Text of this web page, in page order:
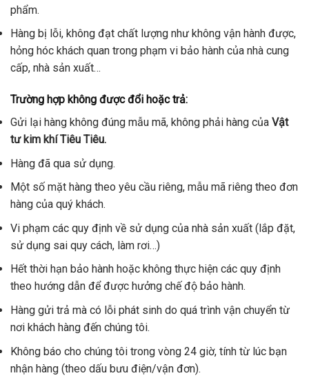
phẩm.
Hàng bị lỗi, không đạt chất lượng như không vận hành được,
hỏng hóc khách quan trong phạm vi bảo hành của nhà cung
cấp, nhà sản xuất…
Trường hợp không được đổi hoặc trả:
Gửi lại hàng không đúng mẫu mã, không phải hàng của Vật
tư kim khí Tiêu Tiêu.
Hàng đã qua sử dụng.
Một số mặt hàng theo yêu cầu riêng, mẫu mã riêng theo đơn
hàng của quý khách.
Vi phạm các quy định về sử dụng của nhà sản xuất (lắp đặt,
sử dụng sai quy cách, làm rơi…)
Hết thời hạn bảo hành hoặc không thực hiện các quy định
theo hướng dẫn để được hưởng chế độ bảo hành.
Hàng gửi trả mà có lỗi phát sinh do quá trình vận chuyển từ
nơi khách hàng đến chúng tôi.
Không báo cho chúng tôi trong vòng 24 giờ, tính từ lúc bạn
nhận hàng (theo dấu bưu điện/vận đơn).